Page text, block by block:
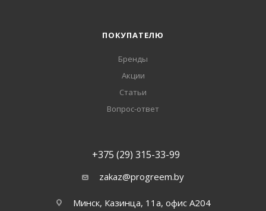
ПОКУПАТЕЛЮ
Бренды
Акции
Статьи
Вопрос-ответ
+375 (29) 315-33-99
zakaz@progreem.by
Минск, Казинца, 11а, офис А204